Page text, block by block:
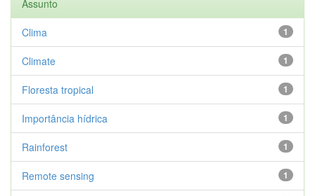
Assunto
1
Clima
1
Climate
1
Floresta tropical
1
Importância hídrica
1
Rainforest
1
Remote sensing